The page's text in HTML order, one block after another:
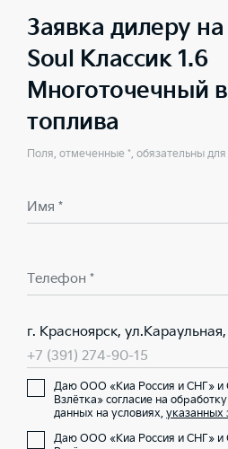
Заявка дилеру
Soul Классик 1.6
Многоточечный
топлива
Поля, отмеченные *, обязательны
Имя *
Телефон *
г. Красноярск,
+7 (391) 274-90-15
Даю ООО «Киа Россия и СНГ»
Взлётка» согласие на
данных на условиях, указанных
Даю ООО «Киа Россия и СНГ»